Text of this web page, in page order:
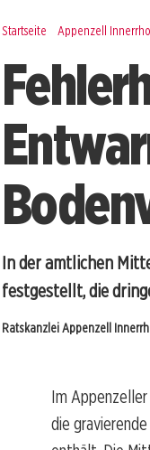
Startseite Appenzell
In der amtlichen
festgestellt, die
Ratskanzlei Appenzell
Im
die